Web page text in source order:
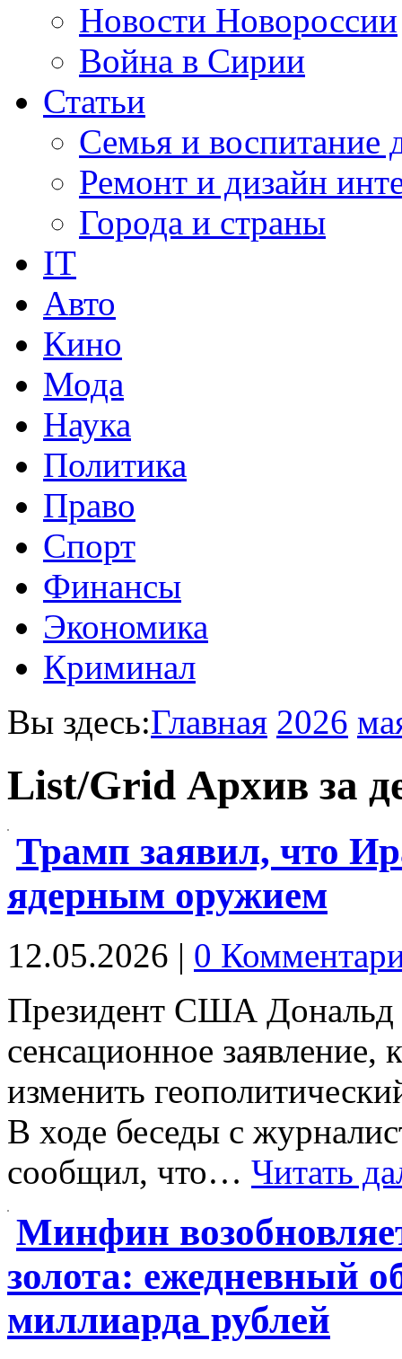
Новости Новороссии
Война в Сирии
Статьи
Семья и воспитание
Ремонт и дизайн
Города и страны
IT
Авто
Кино
Мода
Наука
Политика
Право
Спорт
Финансы
Экономика
Криминал
Вы здесь:Главная 2026
List/Grid Архив за
Трамп заявил, что
ядерным оружием
12.05.2026 | 0
Президент США Дональд
сенсационное заявление,
изменить
В ходе беседы с
сообщил, что… Читать
Минфин
золота: ежедневный
миллиарда рублей